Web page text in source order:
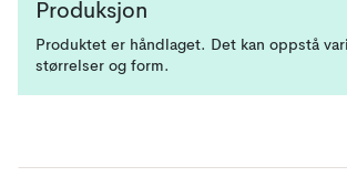
Produksjon
Produktet er håndlaget. Det kan oppstå
størrelser og form.